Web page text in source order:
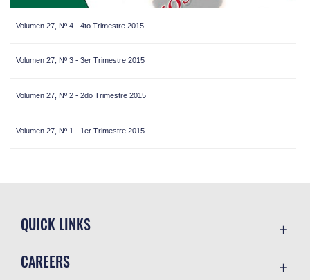
Volumen 27, Nº 4 - 4to Trimestre 2015
Volumen 27, Nº 3 - 3er Trimestre 2015
Volumen 27, Nº 2 - 2do Trimestre 2015
Volumen 27, Nº 1 - 1er Trimestre 2015
QUICK LINKS
CAREERS